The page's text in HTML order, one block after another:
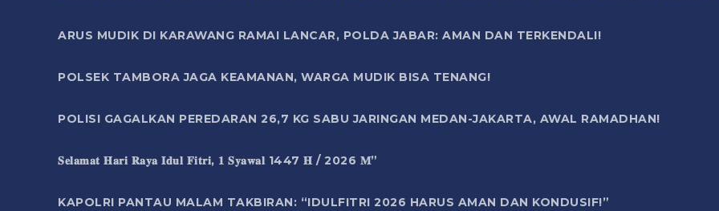
ARUS MUDIK DI KARAWANG RAMAI LANCAR, POLDA JABAR: AMAN DAN TERKENDALI!
POLSEK TAMBORA JAGA KEAMANAN, WARGA MUDIK BISA TENANG!
POLISI GAGALKAN PEREDARAN 26,7 KG SABU JARINGAN MEDAN-JAKARTA, AWAL RAMADHAN!
𝐒𝐞𝐥𝐚𝐦𝐚𝐭 𝐇𝐚𝐫𝐢 𝐑𝐚𝐲𝐚 𝐈𝐝𝐮𝐥 𝐅𝐢𝐭𝐫𝐢, 𝟏 𝐒𝐲𝐚𝐰𝐚𝐥 1447 𝐇 / 2026 𝐌”
KAPOLRI PANTAU MALAM TAKBIRAN: “IDULFITRI 2026 HARUS AMAN DAN KONDUSIF!”